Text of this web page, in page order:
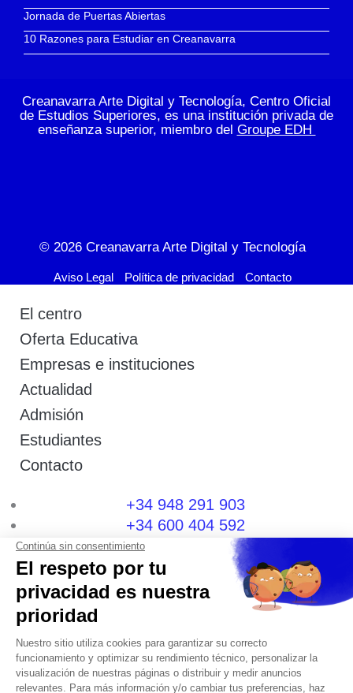
Jornada de Puertas Abiertas
10 Razones para Estudiar en Creanavarra
Creanavarra Arte Digital y Tecnología, Centro Oficial
de Estudios Superiores, es una institución privada de
enseñanza superior, miembro del Groupe EDH
© 2026 Creanavarra Arte Digital y Tecnología
Aviso Legal Política de privacidad Contacto
El centro
Oferta Educativa
Empresas e instituciones
Actualidad
Admisión
Estudiantes
Contacto
+34 948 291 903
+34 600 404 592
I
n
s
t
a
g
r
F
a
c
e
b
o
o
T
w
i
t
e
r
L
i
n
e
d
i
n
e
r
e
Y
o
u
u
b
e